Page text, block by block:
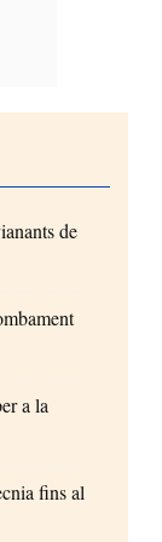
de
a la
fins al